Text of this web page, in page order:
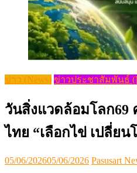
ข่าว (News) ข่าวประชาสัมพันธ์
วันสิ่งแวดล้อมโลก
ไทย “เลือกไข่ เปลี่ยน
Posted
05/06/202605/06/2026 Author
Pasusart